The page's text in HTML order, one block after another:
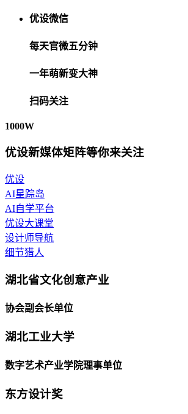
优设微信
每天官微五分钟
一年萌新变大神
扫码关注
1000W
优设新媒体矩阵等你来关注
优设
AI星踪岛
AI自学平台
优设大课堂
设计师导航
细节猎人
湖北省文化创意产业
协会副会长单位
湖北工业大学
数字艺术产业学院理事单位
东方设计奖